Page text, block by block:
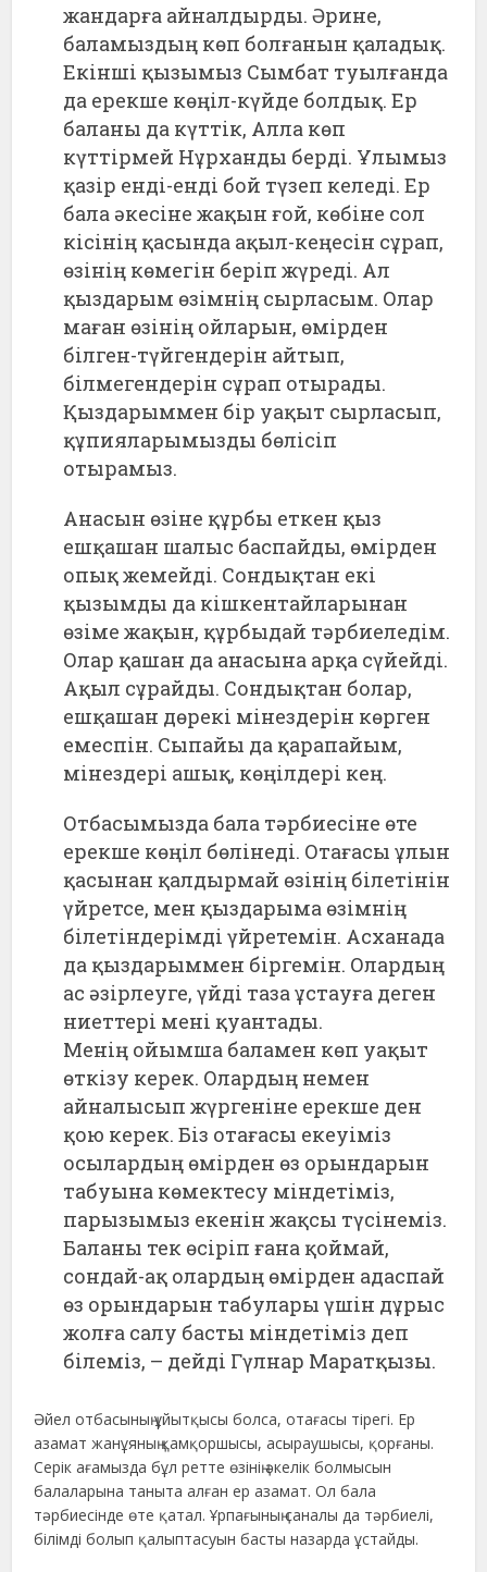
жандарға айналдырды. Әрине,
баламыздың көп болғанын қаладық.
Екінші қызымыз Сымбат туылғанда
да ерекше көңіл-күйде болдық. Ер
баланы да күттік, Алла көп
күттірмей Нұрханды берді. Ұлымыз
қазір енді-енді бой түзеп келеді. Ер
бала әкесіне жақын ғой, көбіне сол
кісінің қасында ақыл-кеңесін сұрап,
өзінің көмегін беріп жүреді. Ал
қыздарым өзімнің сырласым. Олар
маған өзінің ойларын, өмірден
білген-түйгендерін айтып,
білмегендерін сұрап отырады.
Қыздарыммен бір уақыт сырласып,
құпияларымызды бөлісіп
отырамыз.
Анасын өзіне құрбы еткен қыз
ешқашан шалыс баспайды, өмірден
опық жемейді. Сондықтан екі
қызымды да кішкентайларынан
өзіме жақын, құрбыдай тәрбиеледім.
Олар қашан да анасына арқа сүйейді.
Ақыл сұрайды. Сондықтан болар,
ешқашан дөрекі мінездерін көрген
емеспін. Сыпайы да қарапайым,
мінездері ашық, көңілдері кең.
Отбасымызда бала тәрбиесіне өте
ерекше көңіл бөлінеді. Отағасы ұлын
қасынан қалдырмай өзінің білетінін
үйретсе, мен қыздарыма өзімнің
білетіндерімді үйретемін. Асханада
да қыздарыммен біргемін. Олардың
ас әзірлеуге, үйді таза ұстауға деген
ниеттері мені қуантады.
Менің ойымша баламен көп уақыт
өткізу керек. Олардың немен
айналысып жүргеніне ерекше ден
қою керек. Біз отағасы екеуіміз
осылардың өмірден өз орындарын
табуына көмектесу міндетіміз,
парызымыз екенін жақсы түсінеміз.
Баланы тек өсіріп ғана қоймай,
сондай-ақ олардың өмірден адаспай
өз орындарын табулары үшін дұрыс
жолға салу басты міндетіміз деп
білеміз, – дейді Гүлнар Маратқызы.
Әйел отбасының ұйытқысы болса, отағасы тірегі. Ер
азамат жанұяның қамқоршысы, асыраушысы, қорғаны.
Серік ағамызда бұл ретте өзінің әкелік болмысын
балаларына таныта алған ер азамат. Ол бала
тәрбиесінде өте қатал. Ұрпағының саналы да тәрбиелі,
білімді болып қалыптасуын басты назарда ұстайды.